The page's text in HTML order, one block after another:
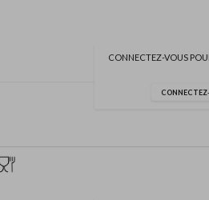
CONNECTEZ-VOUS